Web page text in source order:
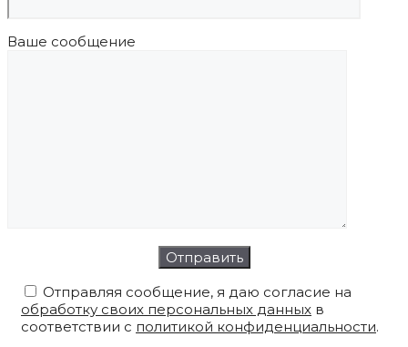
Ваше сообщение
Отправляя сообщение, я даю согласие на
обработку своих персональных данных в
соответствии с политикой конфиденциальности.